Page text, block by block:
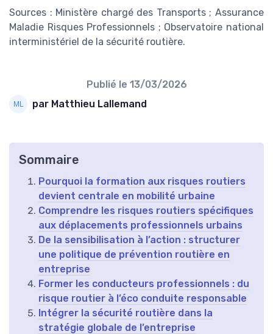
Sources : Ministère chargé des Transports ; Assurance
Maladie Risques Professionnels ; Observatoire national
interministériel de la sécurité routière.
Publié le 13/03/2026
par Matthieu Lallemand
Sommaire
Pourquoi la formation aux risques routiers
devient centrale en mobilité urbaine
Comprendre les risques routiers spécifiques
aux déplacements professionnels urbains
De la sensibilisation à l’action : structurer
une politique de prévention routière en
entreprise
Former les conducteurs professionnels : du
risque routier à l’éco conduite responsable
Intégrer la sécurité routière dans la
stratégie globale de l’entreprise